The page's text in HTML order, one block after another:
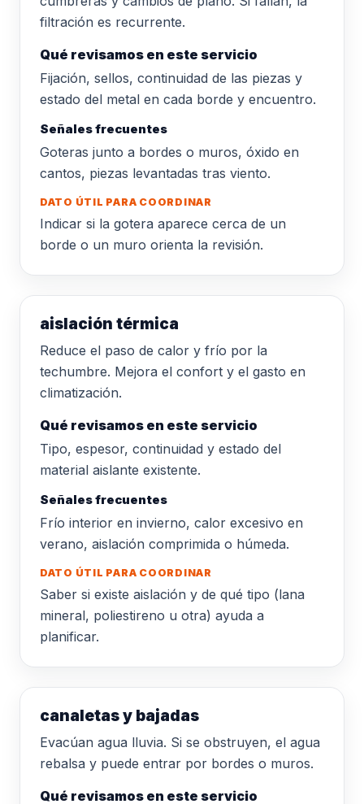
filtración es recurrente.
Qué revisamos en este servicio
Fijación, sellos, continuidad de las piezas y
estado del metal en cada borde y encuentro.
Señales frecuentes
Goteras junto a bordes o muros, óxido en
cantos, piezas levantadas tras viento.
DATO ÚTIL PARA COORDINAR
Indicar si la gotera aparece cerca de un
borde o un muro orienta la revisión.
aislación térmica
Reduce el paso de calor y frío por la
techumbre. Mejora el confort y el gasto en
climatización.
Qué revisamos en este servicio
Tipo, espesor, continuidad y estado del
material aislante existente.
Señales frecuentes
Frío interior en invierno, calor excesivo en
verano, aislación comprimida o húmeda.
DATO ÚTIL PARA COORDINAR
Saber si existe aislación y de qué tipo (lana
mineral, poliestireno u otra) ayuda a
planificar.
canaletas y bajadas
Evacúan agua lluvia. Si se obstruyen, el agua
rebalsa y puede entrar por bordes o muros.
Qué revisamos en este servicio